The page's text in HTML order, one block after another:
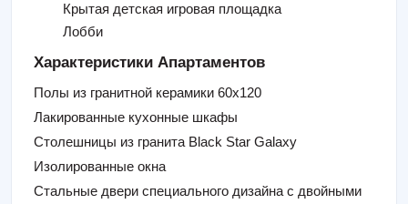
Крытая детская игровая площадка
Лобби
Характеристики Апартаментов
Полы из гранитной керамики 60x120
Лакированные кухонные шкафы
Столешницы из гранита Black Star Galaxy
Изолированные окна
Стальные двери специального дизайна с двойными